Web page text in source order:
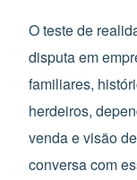
O teste de
disputa em
familiares,
herdeiros,
venda e visão
conversa com